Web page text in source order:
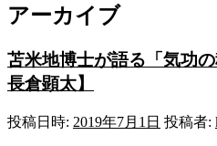
アーカイブ
苫米地博士が語る「気功
長倉顕太】
投稿日時: 2019年7月1日 投稿者: